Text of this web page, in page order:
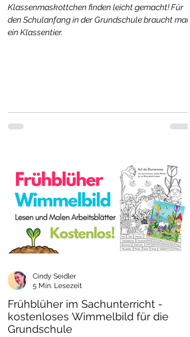
Klassenmaskottchen finden leicht gemacht! Für
den Schulanfang in der Grundschule braucht man
ein Klassentier.
Frühblüher im Sachunterricht -
kostenloses Wimmelbild für die
Grundschule
Cindy Seidler
5 Min. Lesezeit